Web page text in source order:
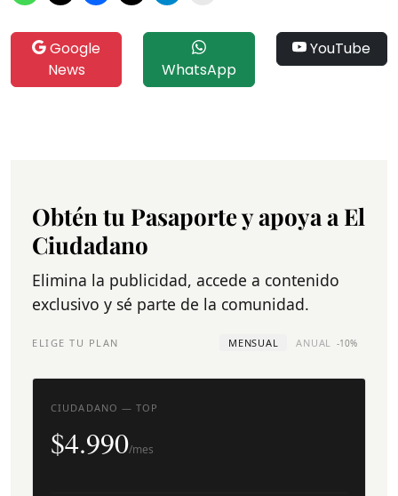
Google
News
WhatsApp
YouTube
Obtén tu Pasaporte y apoya a El
Ciudadano
Elimina la publicidad, accede a contenido
exclusivo y sé parte de la comunidad.
ELIGE TU PLAN MENSUAL ANUAL -10%
CIUDADANO — TOP
$4.990/mes